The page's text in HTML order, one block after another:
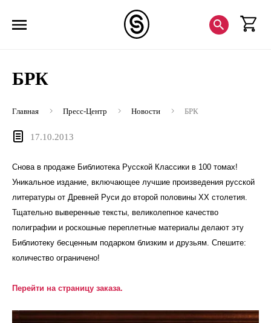
БРК
Главная Пресс-Центр Новости БРК
17.10.2013
Снова в продаже Библиотека Русской Классики в 100 томах!
Уникальное издание, включающее лучшие произведения русской
литературы от Древней Руси до второй половины XX столетия.
Тщательно выверенные тексты, великолепное качество
полиграфии и роскошные переплетные материалы делают эту
Библиотеку бесценным подарком близким и друзьям. Спешите:
количество ограничено!
Перейти на страницу заказа.